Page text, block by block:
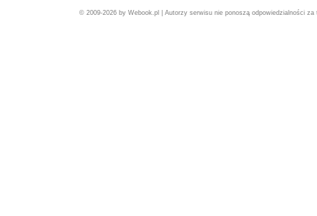
© 2009-2026 by Webook.pl | Autorzy serwisu nie ponoszą odpowiedzialności